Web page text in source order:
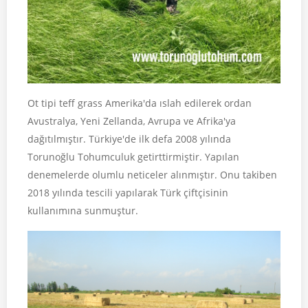
Ot tipi teff grass Amerika'da ıslah edilerek ordan
Avustralya, Yeni Zellanda, Avrupa ve Afrika'ya
dağıtılmıştır. Türkiye'de ilk defa 2008 yılında
Torunoğlu Tohumculuk getirttirmiştir. Yapılan
denemelerde olumlu neticeler alınmıştır. Onu takiben
2018 yılında tescili yapılarak Türk çiftçisinin
kullanımına sunmuştur.